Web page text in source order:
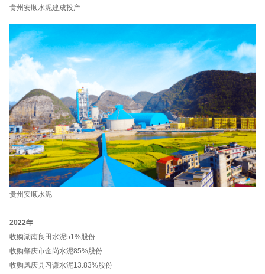
贵州安顺水泥建成投产
贵州安顺水泥
2022年
收购湖南良田水泥51%股份
收购肇庆市金岗水泥85%股份
收购凤庆县习谦水泥13.83%股份